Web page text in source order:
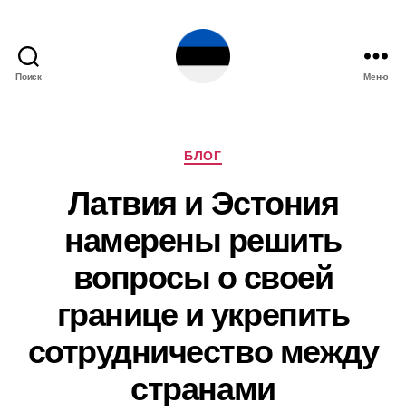
Поиск Меню
Рубрики
БЛОГ
Латвия и Эстония
намерены решить
вопросы о своей
границе и укрепить
сотрудничество между
странами